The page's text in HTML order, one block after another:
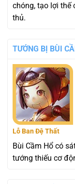
chóng, tạo lợi thế
thủ.
TƯỚNG BỊ BÙI
Lỗ Ban Đệ Thất
Bùi Cầm Hổ có
tướng thiếu cơ